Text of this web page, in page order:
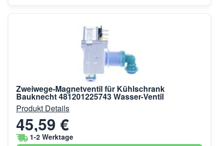
Zweiwege-Magnetventil für Kühlschrank
Bauknecht 481201225743 Wasser-Ventil
Produkt Details
45,59 €
1-2 Werktage